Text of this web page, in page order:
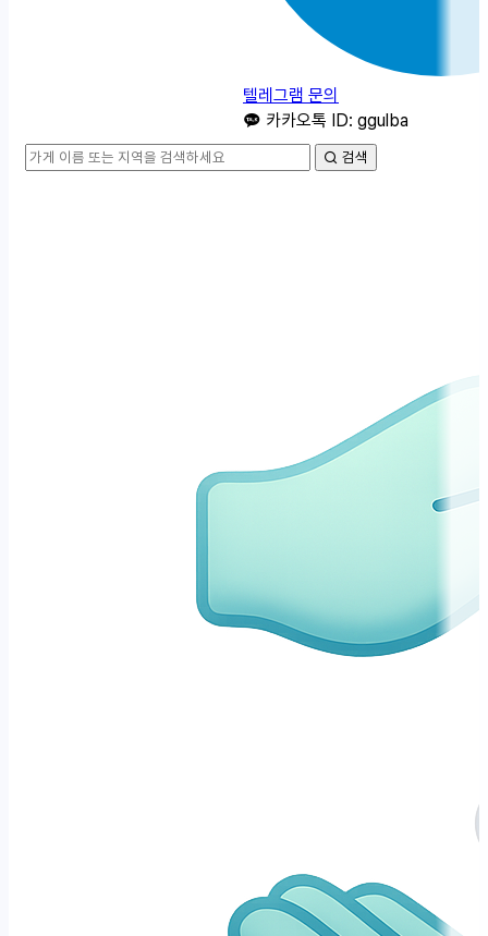
텔레그램 문의
카카오톡 ID: ggulba
검색